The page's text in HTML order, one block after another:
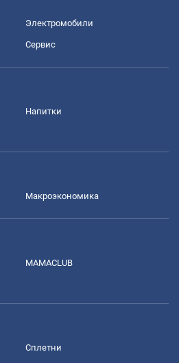
Электромобили
Сервис
Напитки
Mакроэкономика
MAMACLUB
Сплетни